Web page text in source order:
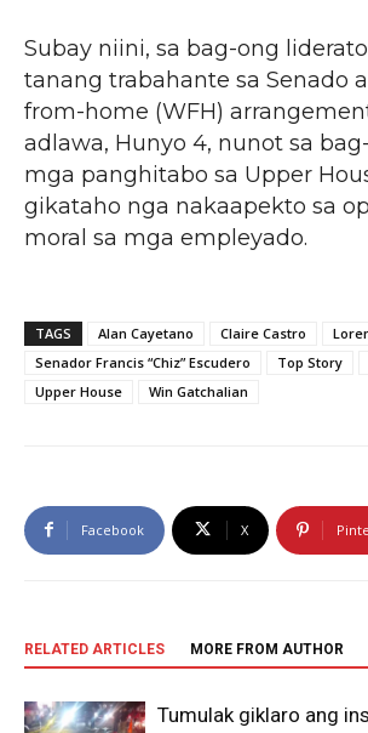
Subay niini, sa bag-ong
tanang trabahante sa Senado
from-home (WFH)
adlawa, Hunyo 4, nunot sa
mga panghitabo sa Upper
gikataho nga nakaapekto sa
moral sa mga empleyado.
TAGS Alan Cayetano Claire Castro
Senador Francis “Chiz” Escudero
Top Story
Upper House
Win Gatchalian
Facebook X
RELATED ARTICLES MORE FROM AUTHOR
Tumulak giklaro ang